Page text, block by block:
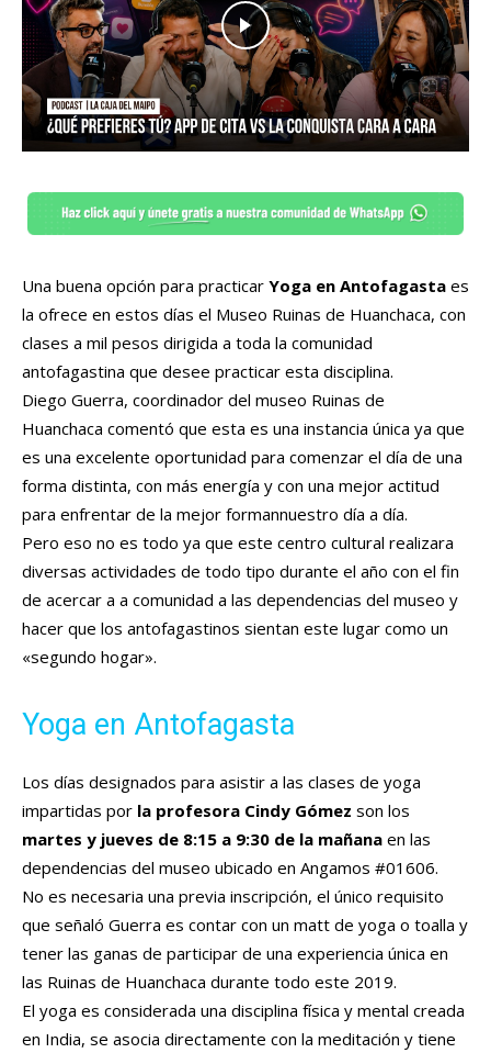
Una buena opción para practicar Yoga en Antofagasta es
la ofrece en estos días el Museo Ruinas de Huanchaca, con
clases a mil pesos dirigida a toda la comunidad
antofagastina que desee practicar esta disciplina.
Diego Guerra, coordinador del museo Ruinas de
Huanchaca comentó que esta es una instancia única ya que
es una excelente oportunidad para comenzar el día de una
forma distinta, con más energía y con una mejor actitud
para enfrentar de la mejor formannuestro día a día.
Pero eso no es todo ya que este centro cultural realizara
diversas actividades de todo tipo durante el año con el fin
de acercar a a comunidad a las dependencias del museo y
hacer que los antofagastinos sientan este lugar como un
«segundo hogar».
Yoga en Antofagasta
Los días designados para asistir a las clases de yoga
impartidas por la profesora Cindy Gómez son los
martes y jueves de 8:15 a 9:30 de la mañana en las
dependencias del museo ubicado en Angamos #01606.
No es necesaria una previa inscripción, el único requisito
que señaló Guerra es contar con un matt de yoga o toalla y
tener las ganas de participar de una experiencia única en
las Ruinas de Huanchaca durante todo este 2019.
El yoga es considerada una disciplina física y mental creada
en India, se asocia directamente con la meditación y tiene